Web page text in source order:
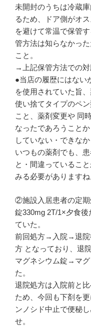
未開封のうちは冷蔵
るため、ドア側がオ
を避けて常温で保管
管方法は知らなかっ
こと。
→上記保管方法での対
●当店の履歴にはない
を使用されていた旨、
使い捨てタイプのペ
こと、薬剤変更や 同
なったであろうこと
していない・できな
いつもの薬剤でも、
と・間違っているこ
みる必要がありますね
②施設入居患者の定期
錠330mg 2T/1×夕食
ていた。
前回処方→入院→退院
方 となっており、退
マグネシウム錠→マグ
た。
退院処方は入院前と
ため、今回も下剤を
ンノシド中止で便秘
せ。